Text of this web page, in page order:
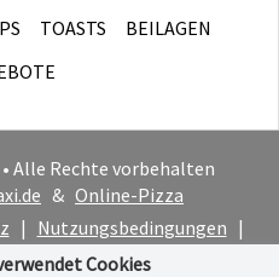
TOASTS
BEILAGEN
Alle Rechte vorbehalten
& Online-Pizza
| Nutzungsbedingungen |
Cookies